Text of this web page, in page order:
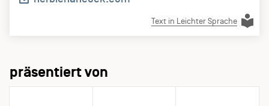
Text in Leichter Sprache
präsentiert von